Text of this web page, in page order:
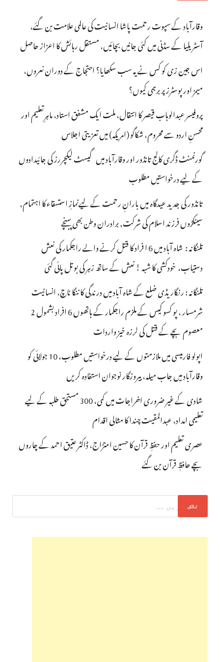
وقارآباد کے سپوت رحمت پاشا انسانیت کی عالمی علامت بن گئے،
آسٹریلیا کے سڈنی میں کئی جانیں بچائیں، مستقل رہائش کا اعزاز حاصل
اس جین زی کو کس نے یہ سب سکھایا؟ احتجاج کے دوران نعروں،
میمز اور پوسٹرز پر برہمی کیوں؟
پروفیسر عبدالوہاب قیصر کا انتقال، ملت ایک مشفق استاد، ماہرِتعلیم اور
محسنِ اردو سے محروم، شکاگو (امریکہ) میں تعزیتی اجلاس
گورنمنٹ ڈگری کالج تانڈور اور وقارآباد میں گیسٹ لیکچررز کی جائیدادوں
کے لیے درخواستیں مطلوب
تانڈور کی جدید عیدگاہ میں بارانِ رحمت کے لیےنمازِ استسقاء کا اہتمام,
سینکڑوں فرزند اسلام کی شرکت, برادران وطن بھی پہنچے
تلنگانہ : شاہ آباد میں 6 ا فراد کا قتل کرنے والے راجکمار کی نعش
دستیاب، خودکشی کا شبہ ! نعش کے ساتھ زہر کی بوتل پائی گئی
تلنگانہ : رنگاریڈی ضلع کے شاہ آباد میں درندگی کا ننگا ناچ، انسانیت
شرمسار ، پو کسو کیس کے ملزم راجکمار کے ہاتھوں 6 افراد بشمول 2
معصوم بچے کے قتل کی لرزہ خیز واردات
اپولو فارمیسی میں ملازمتوں کے لیے درخواستیں مطلوب، 10 جولائی کو
وقارآباد میں جاب میلہ، بیروزگار نوجوان استفادہ کریں
شادی کے غیر ضروری اخراجات میں کمی، 300 مستحق طلبہ کے لیے
تعلیمی امداد، عبدالمقیت چندا کا مثالی اقدام
عصری تعلیم اور حفظِ قرآن کا حسین امتزاج، ڈاکٹر عتیق احمد کے چاروں
بچے حافظِ قرآن بن گئے